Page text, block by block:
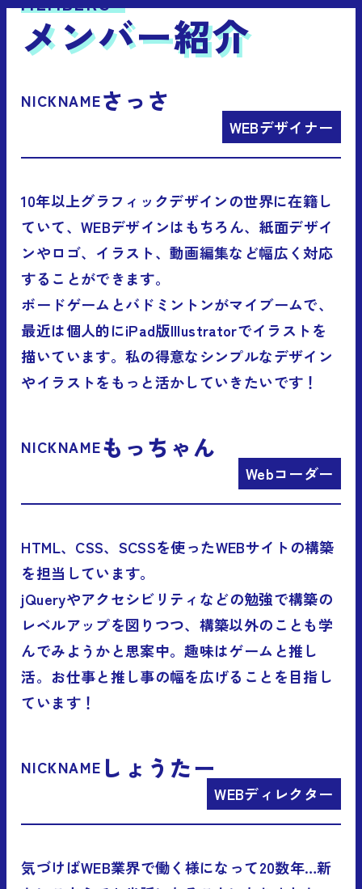
メンバー紹介
NICKNAMEさっさ
WEBデザイナー
10年以上グラフィックデザインの世界に在籍し
ていて、WEBデザインはもちろん、紙面デザイ
ンやロゴ、イラスト、動画編集など幅広く対応
することができます。
ボードゲームとバドミントンがマイブームで、
最近は個人的にiPad版Illustratorでイラストを
描いています。私の得意なシンプルなデザイン
やイラストをもっと活かしていきたいです！
NICKNAMEもっちゃん
Webコーダー
HTML、CSS、SCSSを使ったWEBサイトの構築
を担当しています。
jQueryやアクセシビリティなどの勉強で構築の
レベルアップを図りつつ、構築以外のことも学
んでみようかと思案中。趣味はゲームと推し
活。お仕事と推し事の幅を広げることを目指し
ています！
NICKNAME しょうたー
WEBディレクター
気づけばWEB業界で働く様になって20数年…新